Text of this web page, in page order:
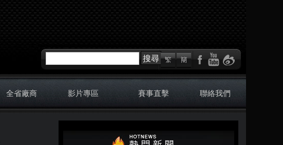
搜尋
全省廠商 影片專區 賽事直擊 聯絡我們